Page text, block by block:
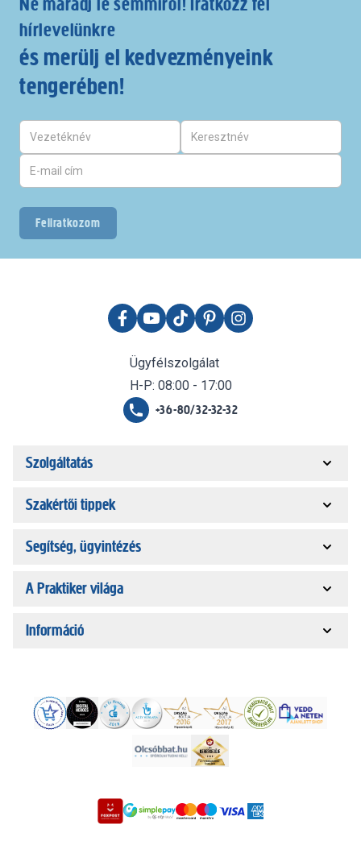
hírlevelünkre
és merülj el kedvezményeink
tengerében!
Feliratkozom
Ügyfélszolgálat
H-P: 08:00 - 17:00
+36-80/32-32-32
Szolgáltatás
Szakértői tippek
Segítség, ügyintézés
A Praktiker világa
Információ